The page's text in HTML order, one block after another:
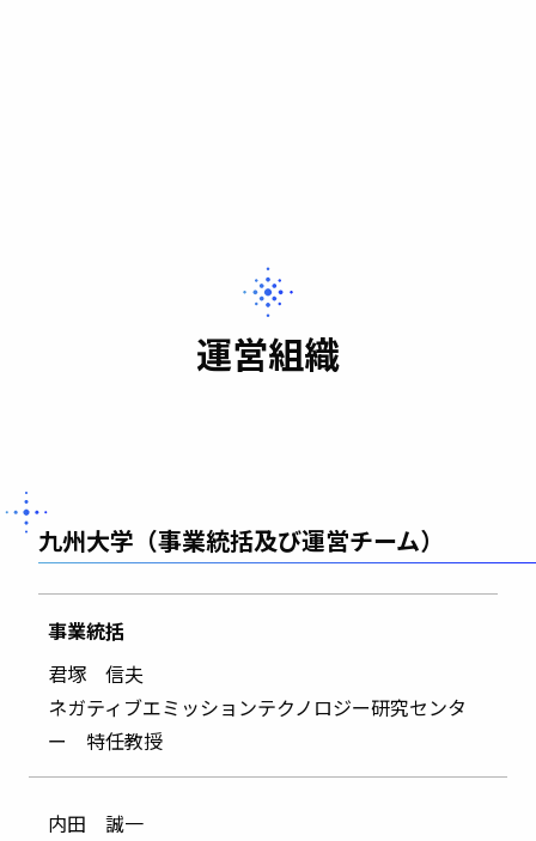
運営組織
九州大学（事業統括及び運営チーム）
事業統括
君塚 信夫
ネガティブエミッションテクノロジー研究センタ
ー 特任教授
内田 誠一